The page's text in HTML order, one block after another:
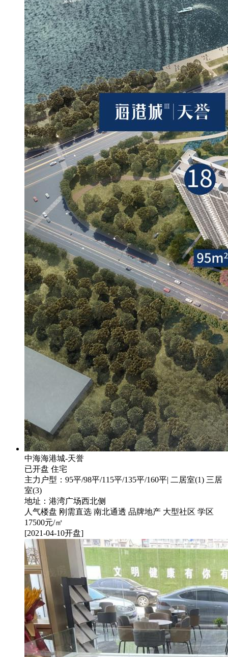
中海海港城-天誉
已开盘 住宅
主力户型：95平/98平/115平/135平/160平| 二居室(1) 三居
室(3)
地址：港湾广场西北侧
人气楼盘 刚需直选 南北通透 品牌地产 大型社区 学区
17500元/㎡
[2021-04-10开盘]